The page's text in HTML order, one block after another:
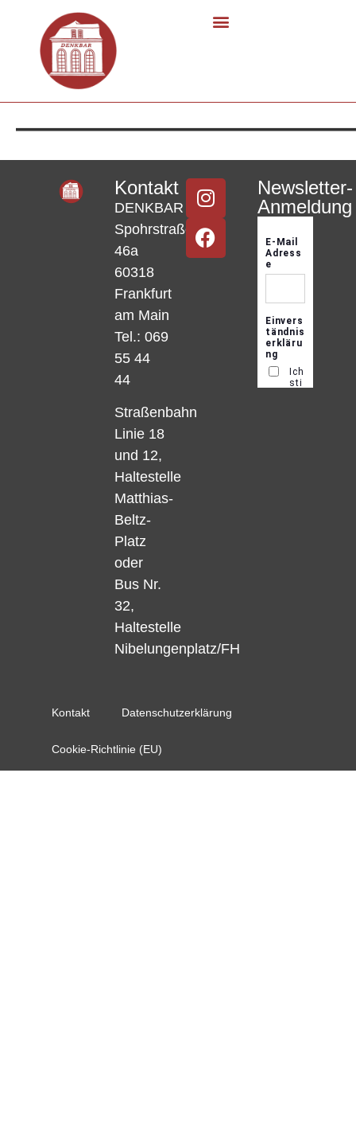
Kontakt
DENKBAR
Spohrstraße
46a
60318
Frankfurt
am Main
Tel.: 069
55 44
44
Straßenbahn
Linie 18
und 12,
Haltestelle
Matthias-
Beltz-
Platz
oder
Bus Nr.
32,
Haltestelle
Nibelungenplatz/FH
Newsletter-
Anmeldung
Kontakt Datenschutzerklärung
Cookie-Richtlinie (EU)